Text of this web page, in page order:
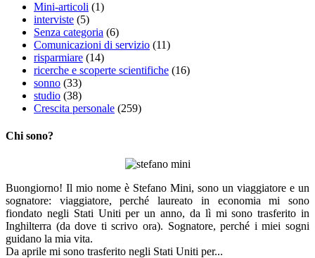
Mini-articoli (1)
interviste (5)
Senza categoria (6)
Comunicazioni di servizio (11)
risparmiare (14)
ricerche e scoperte scientifiche (16)
sonno (33)
studio (38)
Crescita personale (259)
Chi sono?
Buongiorno! Il mio nome è Stefano Mini, sono un viaggiatore e un
sognatore: viaggiatore, perché laureato in economia mi sono
fiondato negli Stati Uniti per un anno, da lì mi sono trasferito in
Inghilterra (da dove ti scrivo ora). Sognatore, perché i miei sogni
guidano la mia vita.
Da aprile mi sono trasferito negli Stati Uniti per...